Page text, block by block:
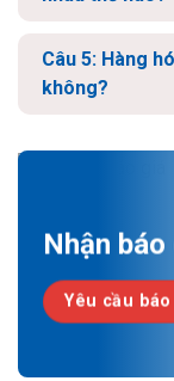
Câu 5: Hàng
không?
Nhận báo
Yêu cầu